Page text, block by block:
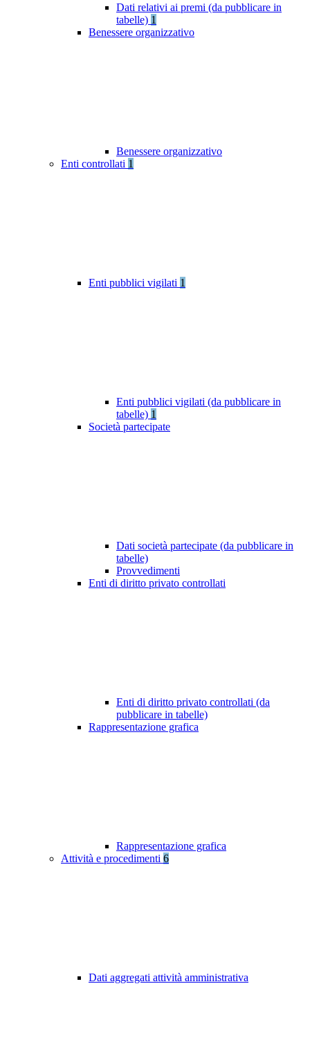
Dati relativi ai premi (da pubblicare in
tabelle) 1
Benessere organizzativo
Benessere organizzativo
Enti controllati 1
Enti pubblici vigilati 1
Enti pubblici vigilati (da pubblicare in
tabelle) 1
Società partecipate
Dati società partecipate (da pubblicare in
tabelle)
Provvedimenti
Enti di diritto privato controllati
Enti di diritto privato controllati (da
pubblicare in tabelle)
Rappresentazione grafica
Rappresentazione grafica
Attività e procedimenti 6
Dati aggregati attività amministrativa